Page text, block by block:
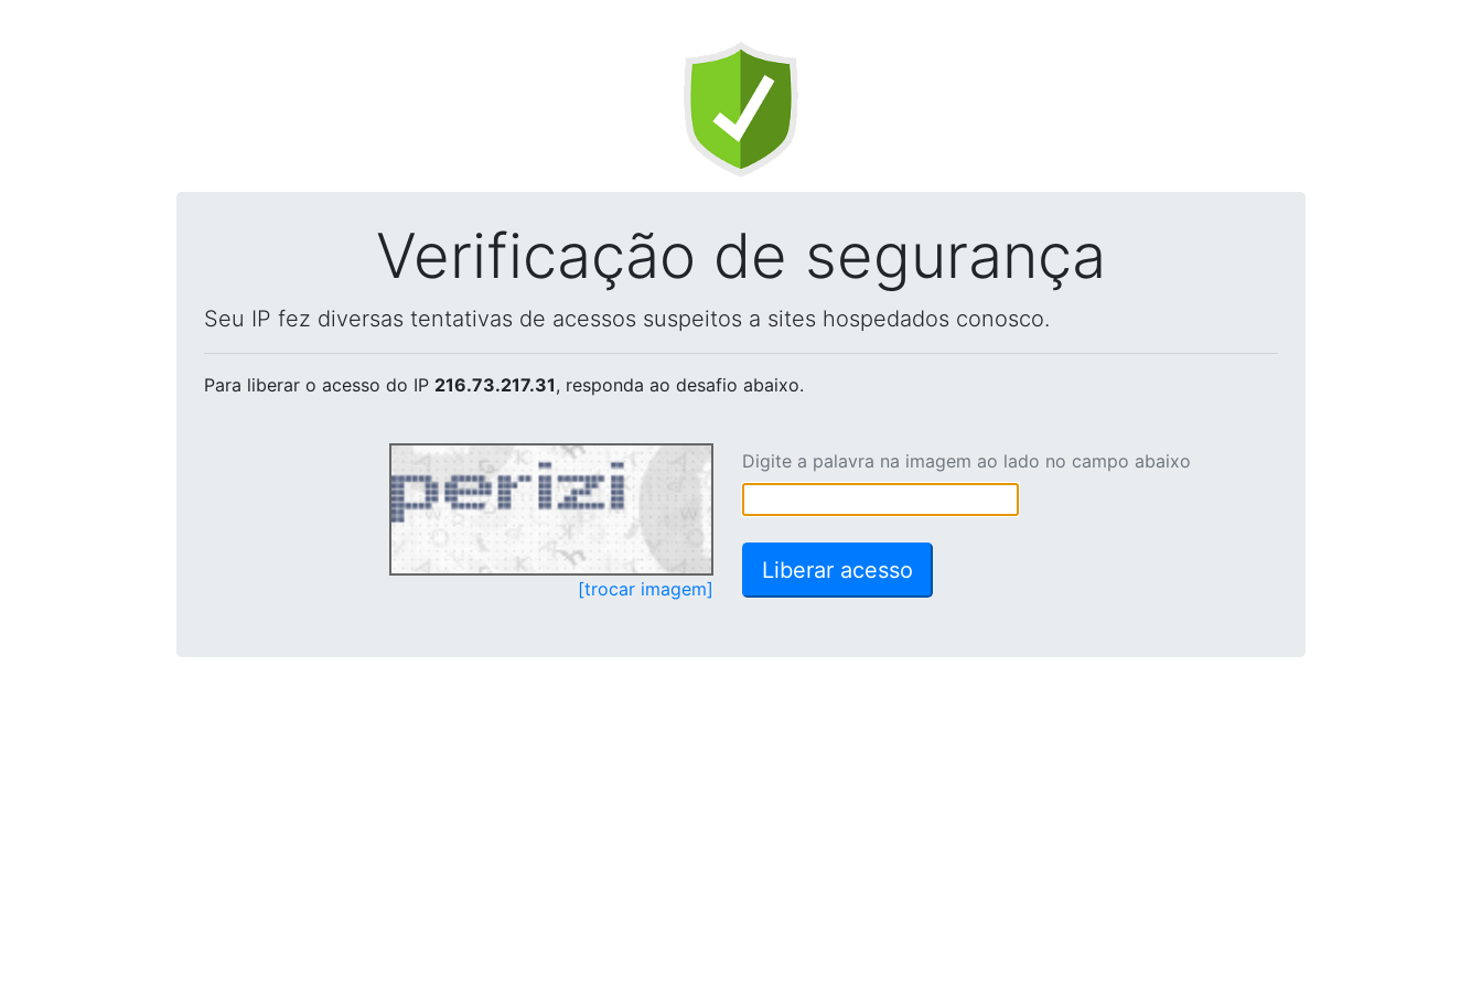
Verificação de segurança
Seu IP fez diversas tentativas de acessos suspeitos a sites hospedados conosco.
Para liberar o acesso do IP 216.73.217.31, responda ao desafio abaixo.
[trocar imagem]
Digite a palavra na imagem ao lado no campo abaixo